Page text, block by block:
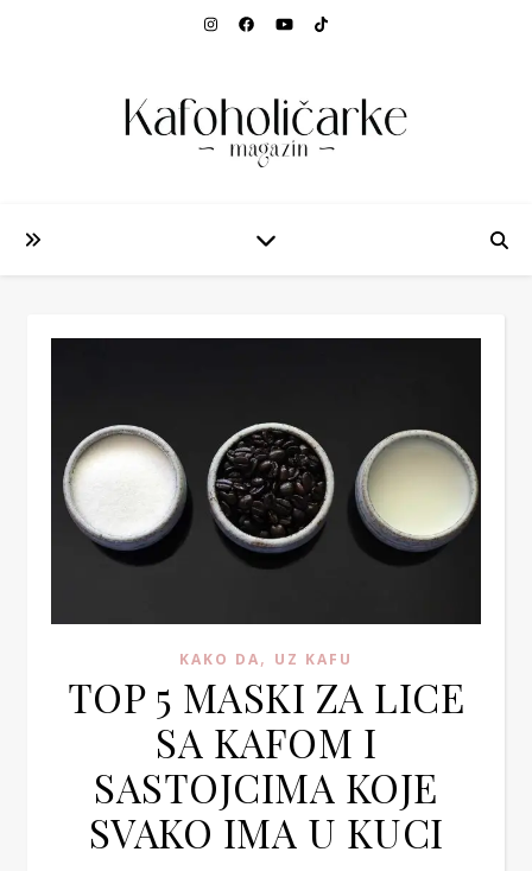
KAKO DA, UZ KAFU
TOP 5 MASKI ZA LICE
SA KAFOM I
SASTOJCIMA KOJE
SVAKO IMA U KUCI